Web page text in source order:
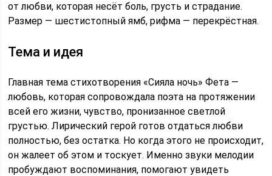
от любви, которая несёт боль, грусть и страдание.
Размер — шестистопный ямб, рифма — перекрёстная.
Тема и идея
Главная тема стихотворения «Сияла ночь» Фета —
любовь, которая сопровождала поэта на протяжении
всей его жизни, чувство, пронизанное светлой
грустью. Лирический герой готов отдаться любви
полностью, без остатка. Но когда этого не происходит,
он жалеет об этом и тоскует. Именно звуки мелодии
пробуждают воспоминания, помогают увидеть